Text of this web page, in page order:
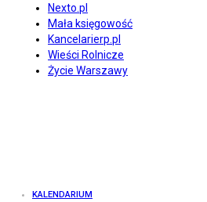
Nexto.pl
Mała księgowość
Kancelarierp.pl
Wieści Rolnicze
Życie Warszawy
KALENDARIUM